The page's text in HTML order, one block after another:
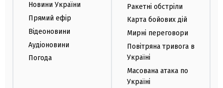
Новини України
Прямий ефір
Відеоновини
Аудіоновини
Погода
Ракетні обстріли
Карта бойових дій
Мирні переговори
Повітряна тривога в
Україні
Масована атака по
Україні